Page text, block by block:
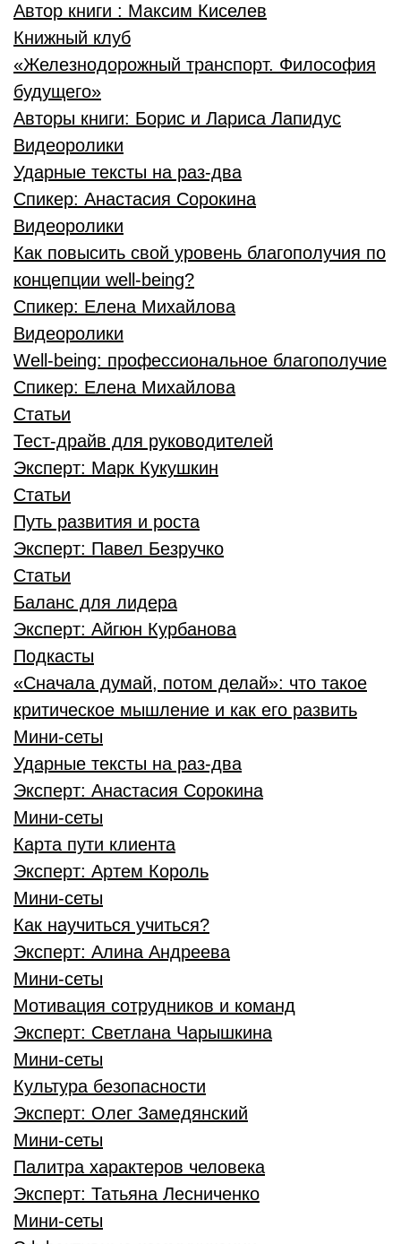
Автор книги : Максим Киселев
Книжный клуб
«Железнодорожный транспорт. Философия
будущего»
Авторы книги: Борис и Лариса Лапидус
Видеоролики
Ударные тексты на раз-два
Спикер: Анастасия Сорокина
Видеоролики
Как повысить свой уровень благополучия по
концепции well-being?
Спикер: Елена Михайлова
Видеоролики
Well-being: профессиональное благополучие
Спикер: Елена Михайлова
Статьи
Тест-драйв для руководителей
Эксперт: Марк Кукушкин
Статьи
Путь развития и роста
Эксперт: Павел Безручко
Статьи
Баланс для лидера
Эксперт: Айгюн Курбанова
Подкасты
«Сначала думай, потом делай»: что такое
критическое мышление и как его развить
Мини-сеты
Ударные тексты на раз-два
Эксперт: Анастасия Сорокина
Мини-сеты
Карта пути клиента
Эксперт: Артем Король
Мини-сеты
Как научиться учиться?
Эксперт: Алина Андреева
Мини-сеты
Мотивация сотрудников и команд
Эксперт: Светлана Чарышкина
Мини-сеты
Культура безопасности
Эксперт: Олег Замедянский
Мини-сеты
Палитра характеров человека
Эксперт: Татьяна Лесниченко
Мини-сеты